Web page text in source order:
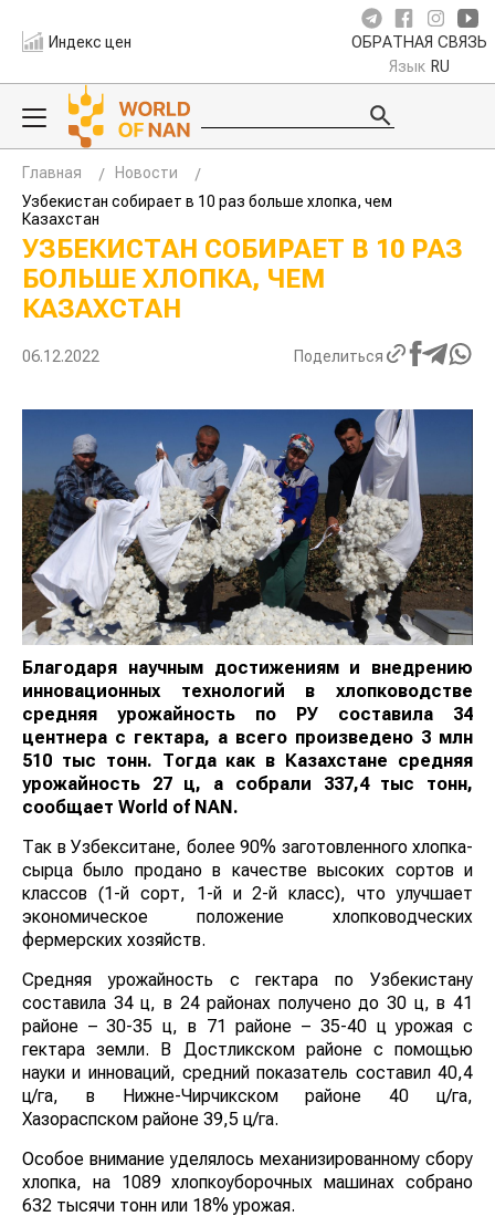
Индекс цен ОБРАТНАЯ СВЯЗЬ
Язык RU
Главная
Новости
Узбекистан собирает в 10 раз больше хлопка, чем
Казахстан
УЗБЕКИСТАН СОБИРАЕТ В 10 РАЗ
БОЛЬШЕ ХЛОПКА, ЧЕМ
КАЗАХСТАН
06.12.2022 Поделиться
Благодаря научным достижениям и внедрению
инновационных технологий в хлопководстве
средняя урожайность по РУ составила 34
центнера с гектара, а всего произведено 3 млн
510 тыс тонн. Тогда как в Казахстане средняя
урожайность 27 ц, а собрали 337,4 тыс тонн,
сообщает World of NAN .
Так в Узбекситане, более 90% заготовленного хлопка-
сырца было продано в качестве высоких сортов и
классов (1-й сорт, 1-й и 2-й класс), что улучшает
экономическое положение хлопководческих
фермерских хозяйств.
Средняя урожайность с гектара по Узбекистану
составила 34 ц, в 24 районах получено до 30 ц, в 41
районе – 30-35 ц, в 71 районе – 35-40 ц урожая с
гектара земли. В Достликском районе с помощью
науки и инноваций, средний показатель составил 40,4
ц/га, в Нижне-Чирчикском районе 40 ц/га,
Хазораспском районе 39,5 ц/га.
Особое внимание уделялось механизированному сбору
хлопка, на 1089 хлопкоуборочных машинах собрано
632 тысячи тонн или 18% урожая.